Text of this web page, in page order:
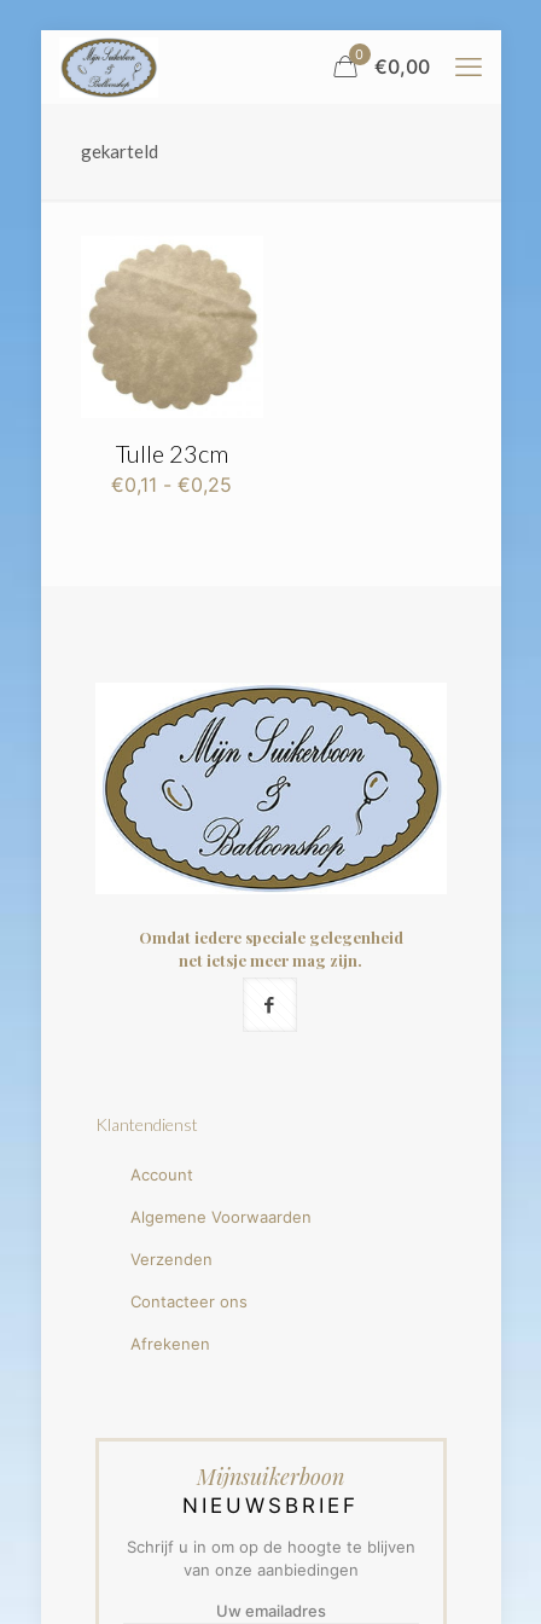
0 €0,00
gekarteld
Tulle 23cm
€0,11 - €0,25
Omdat iedere speciale gelegenheid
net ietsje meer mag zijn.
Klantendienst
Account
Algemene Voorwaarden
Verzenden
Contacteer ons
Afrekenen
Mijnsuikerboon
NIEUWSBRIEF
Schrijf u in om op de hoogte te blijven
van onze aanbiedingen
Uw emailadres